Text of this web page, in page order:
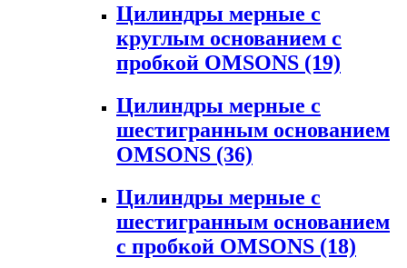
Цилиндры мерные с
круглым основанием с
пробкой OMSONS (19)
Цилиндры мерные с
шестигранным основанием
OMSONS (36)
Цилиндры мерные с
шестигранным основанием
с пробкой OMSONS (18)